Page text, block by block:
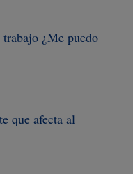
¿Me puedo
que afecta al